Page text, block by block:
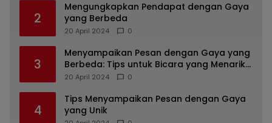
2
Mengungkapkan Pendapat dengan Gaya
yang Berbeda
20 April 2024 0
3
Menyampaikan Pesan dengan Gaya yang
Berbeda: Tips untuk Bicara yang Menarik
dan Unik
20 April 2024 0
4
Tips Menyampaikan Pesan dengan Gaya
yang Unik